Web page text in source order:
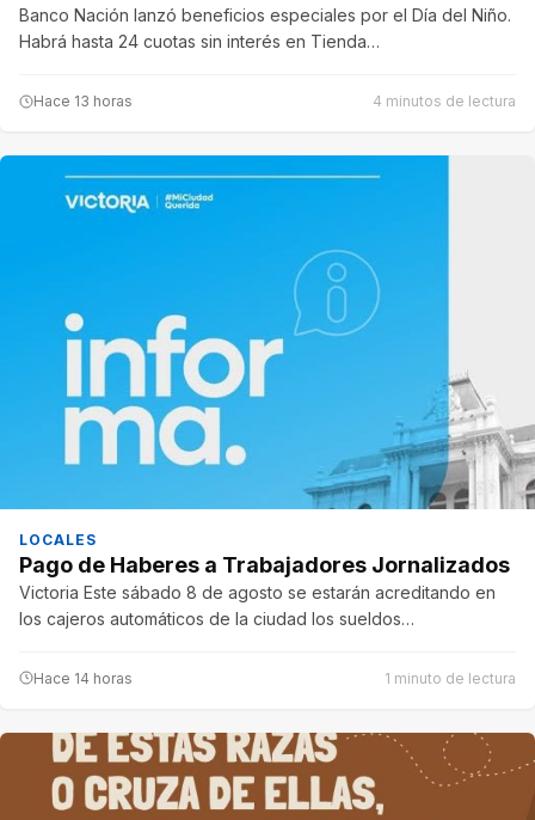
Banco Nación lanzó beneficios especiales por el Día del Niño.
Habrá hasta 24 cuotas sin interés en Tienda…
Hace 13 horas 4 minutos de lectura
LOCALES
Pago de Haberes a Trabajadores Jornalizados
Victoria Este sábado 8 de agosto se estarán acreditando en
los cajeros automáticos de la ciudad los sueldos…
Hace 14 horas 1 minuto de lectura